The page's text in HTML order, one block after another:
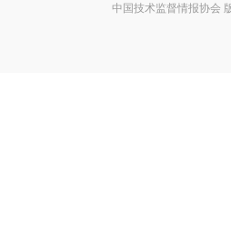
中国技术监督情报协会